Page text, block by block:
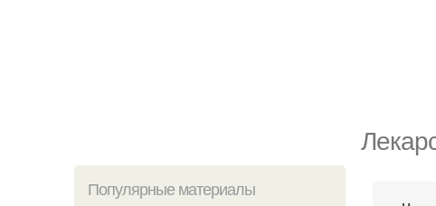
Популярные материалы